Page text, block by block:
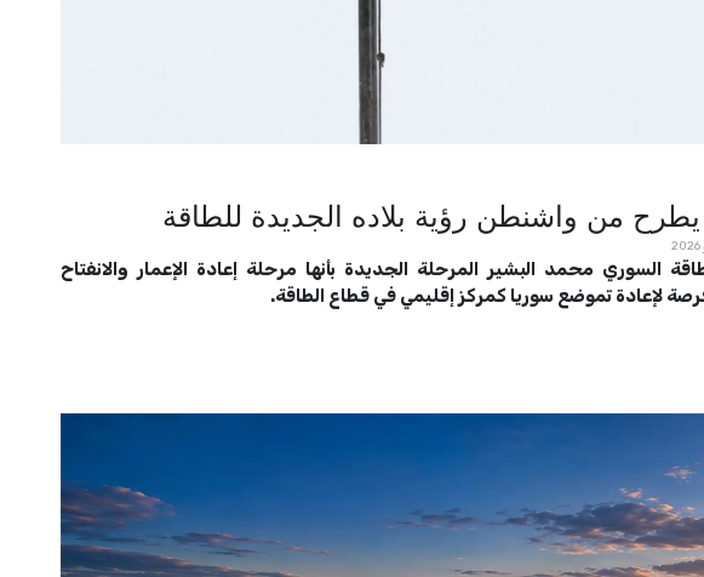
من واشنطن رؤية بلاده الجديدة للطاقة
السوري محمد البشير المرحلة الجديدة بأنها مرحلة إعادة الإعمار والانفتاح
لإعادة تموضع سوريا كمركز إقليمي في قطاع الطاقة.